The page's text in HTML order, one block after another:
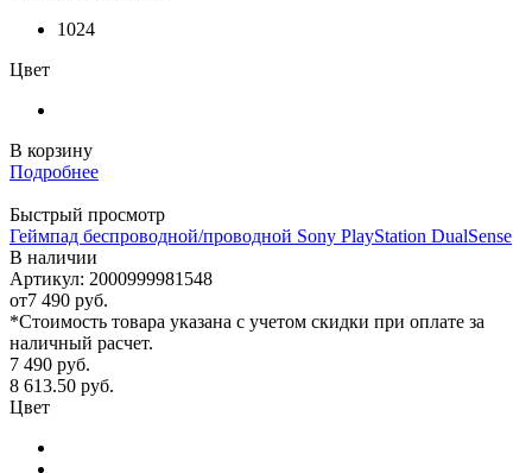
1024
Цвет
В корзину
Подробнее
Быстрый просмотр
Геймпад беспроводной/проводной Sony PlayStation DualSense
В наличии
Артикул: 2000999981548
от7 490 руб.
*Стоимость товара указана с учетом скидки при оплате за
наличный расчет.
7 490 руб.
8 613.50 руб.
Цвет